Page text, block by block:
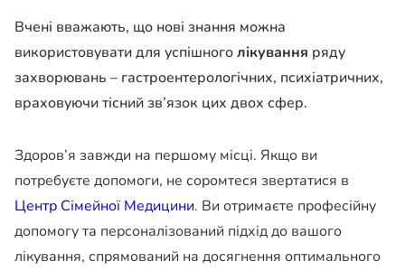
Вчені вважають, що нові знання можна
використовувати для успішноголікування ряду
захворювань – гастроентерологічних, психіатричних,
враховуючи тісний зв’язок цих двох сфер.
Здоров’я завжди на першому місці. Якщо ви
потребуєте допомоги, не соромтеся звертатися в
Центр Сімейної Медицини. Ви отримаєте професійну
допомогу та персоналізований підхід до вашого
лікування, спрямований на досягнення оптимального